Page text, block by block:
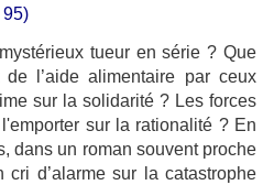
95)
tueur en série ? Que
de l’aide alimentaire par ceux
sur la solidarité ? Les forces
sur la rationalité ? En
dans un roman souvent proche
d’alarme sur la catastrophe